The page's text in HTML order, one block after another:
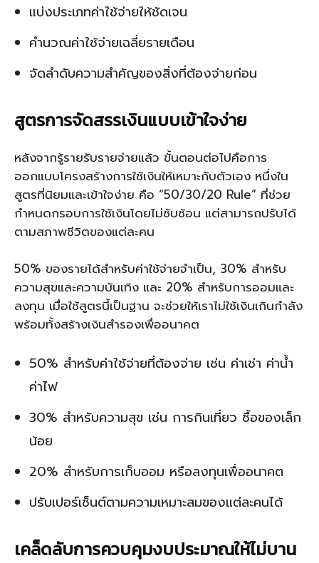
แบ่งประเภทค่าใช้จ่ายให้ชัดเจน
คำนวณค่าใช้จ่ายเฉลี่ยรายเดือน
จัดลำดับความสำคัญของสิ่งที่ต้องจ่ายก่อน
สูตรการจัดสรรเงินแบบเข้าใจง่าย
หลังจากรู้รายรับรายจ่ายแล้ว ขั้นตอนต่อไปคือการ
ออกแบบโครงสร้างการใช้เงินให้เหมาะกับตัวเอง หนึ่งใน
สูตรที่นิยมและเข้าใจง่าย คือ “50/30/20 Rule” ที่ช่วย
กำหนดกรอบการใช้เงินโดยไม่ซับซ้อน แต่สามารถปรับได้
ตามสภาพชีวิตของแต่ละคน
50% ของรายได้สำหรับค่าใช้จ่ายจำเป็น, 30% สำหรับ
ความสุขและความบันเทิง และ 20% สำหรับการออมและ
ลงทุน เมื่อใช้สูตรนี้เป็นฐาน จะช่วยให้เราไม่ใช้เงินเกินกำลัง
พร้อมทั้งสร้างเงินสำรองเพื่ออนาคต
50% สำหรับค่าใช้จ่ายที่ต้องจ่าย เช่น ค่าเช่า ค่าน้ำ
ค่าไฟ
30% สำหรับความสุข เช่น การกินเที่ยว ซื้อของเล็ก
น้อย
20% สำหรับการเก็บออม หรือลงทุนเพื่ออนาคต
ปรับเปอร์เซ็นต์ตามความเหมาะสมของแต่ละคนได้
เคล็ดลับการควบคุมงบประมาณให้ไม่บาน